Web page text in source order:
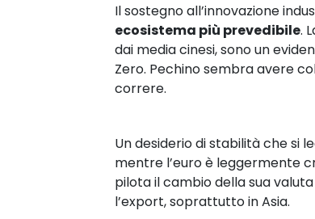
Il sostegno all’innovazione
ecosistema più prevedibile.
dai media cinesi, sono un
Zero. Pechino sembra avere
correre.
Un desiderio di stabilità che si
mentre l’euro è leggermente
pilota il cambio della sua
l’export, soprattutto in Asia.